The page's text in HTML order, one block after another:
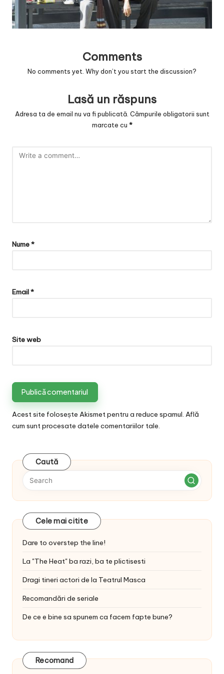
v
a
e
Comments
No comments yet. Why don’t you start the discussion?
Lasă un răspuns
Adresa ta de email nu va fi publicată. Câmpurile obligatorii sunt
marcate cu *
Nume*
Email*
Site web
Acest site folosește Akismet pentru a reduce spamul. Află
cum sunt procesate datele comentariilor tale.
Caută
Cele mai citite
Dare to overstep the line!
La "The Heat" ba razi, ba te plictisesti
Dragi tineri actori de la Teatrul Masca
Recomandări de seriale
De ce e bine sa spunem ca facem fapte bune?
Recomand